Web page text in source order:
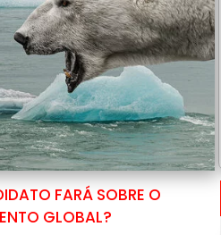
FARÁ SOBRE O
GLOBAL?